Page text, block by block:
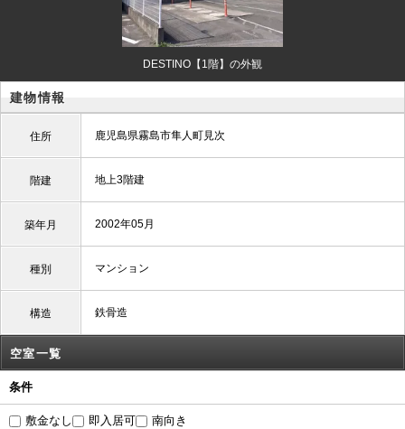
DESTINO【1階】の外観
建物情報
住所 鹿児島県霧島市隼人町見次
階建 地上3階建
築年月 2002年05月
種別 マンション
構造 鉄骨造
空室一覧
条件
敷金なし 即入居可 南向き